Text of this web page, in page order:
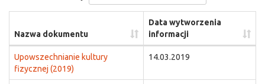
Nazwa dokumentu
Data wytworzenia
informacji
Upowszechnianie kultury
fizycznej (2019)
14.03.2019